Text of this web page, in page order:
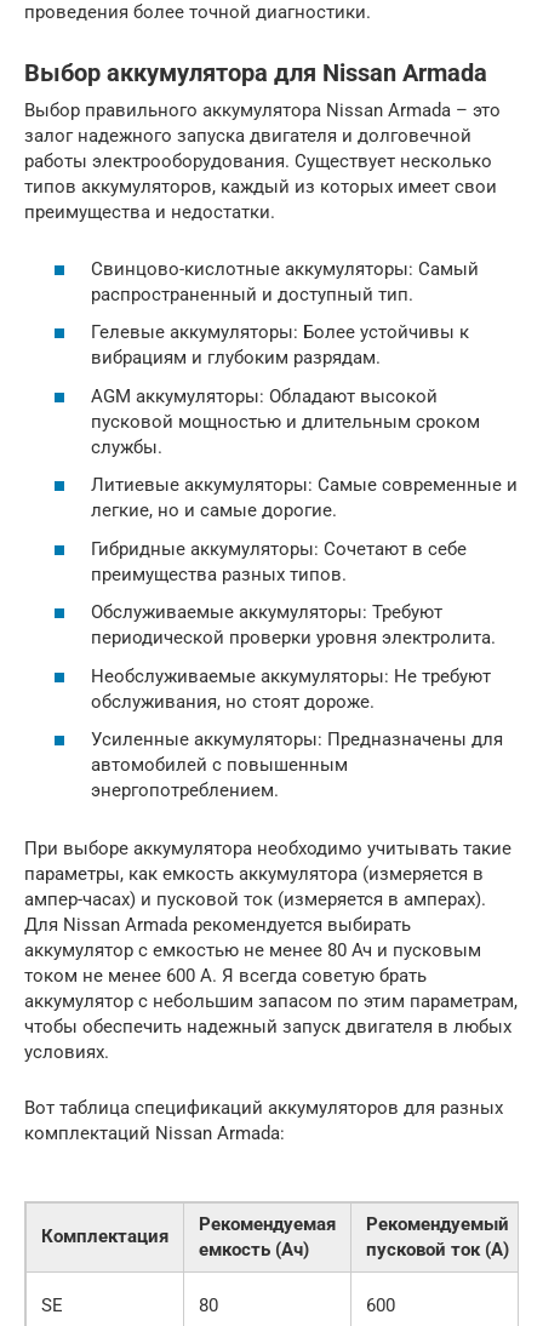
проведения более точной диагностики.
Выбор аккумулятора для Nissan Armada
Выбор правильного аккумулятора Nissan Armada – это
залог надежного запуска двигателя и долговечной
работы электрооборудования. Существует несколько
типов аккумуляторов, каждый из которых имеет свои
преимущества и недостатки.
Свинцово-кислотные аккумуляторы: Самый
распространенный и доступный тип.
Гелевые аккумуляторы: Более устойчивы к
вибрациям и глубоким разрядам.
AGM аккумуляторы: Обладают высокой
пусковой мощностью и длительным сроком
службы.
Литиевые аккумуляторы: Самые современные и
легкие, но и самые дорогие.
Гибридные аккумуляторы: Сочетают в себе
преимущества разных типов.
Обслуживаемые аккумуляторы: Требуют
периодической проверки уровня электролита.
Необслуживаемые аккумуляторы: Не требуют
обслуживания, но стоят дороже.
Усиленные аккумуляторы: Предназначены для
автомобилей с повышенным
энергопотреблением.
При выборе аккумулятора необходимо учитывать такие
параметры, как емкость аккумулятора (измеряется в
ампер-часах) и пусковой ток (измеряется в амперах).
Для Nissan Armada рекомендуется выбирать
аккумулятор с емкостью не менее 80 Ач и пусковым
током не менее 600 А. Я всегда советую брать
аккумулятор с небольшим запасом по этим параметрам,
чтобы обеспечить надежный запуск двигателя в любых
условиях.
Вот таблица спецификаций аккумуляторов для разных
комплектаций Nissan Armada:
Комплектация
Рекомендуемая
емкость (Ач)
Рекомендуемый
пусковой ток (А)
SE 80 600